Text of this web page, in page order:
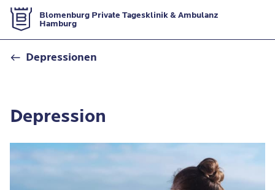
Zur Startseite
Blomenburg Private Tagesklinik & Ambulanz
Hamburg
Depressionen
Depression